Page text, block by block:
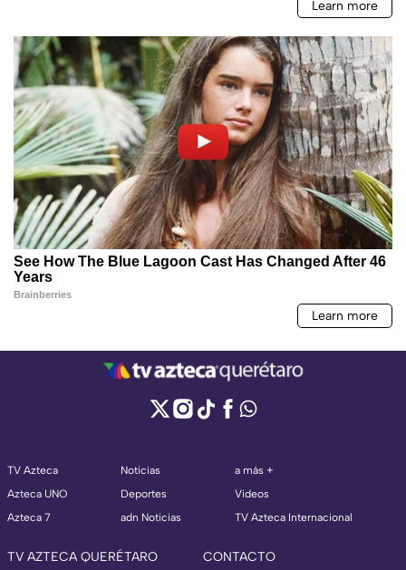
TV Azteca
Azteca UNO
Azteca 7
Noticias
Deportes
adn Noticias
a más +
Videos
TV Azteca Internacional
TV AZTECA QUERÉTARO CONTACTO